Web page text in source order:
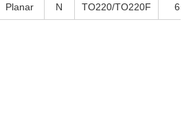
Planar N TO220/TO220F 650